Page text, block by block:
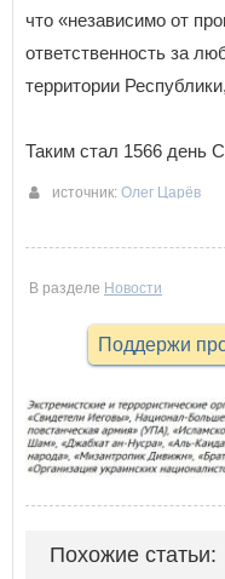
что «независимо от
ответственность за
территории
Таким стал 1566 день
источник: Олег Царёв
В разделе Новости
Поддержи
Похожие статьи: